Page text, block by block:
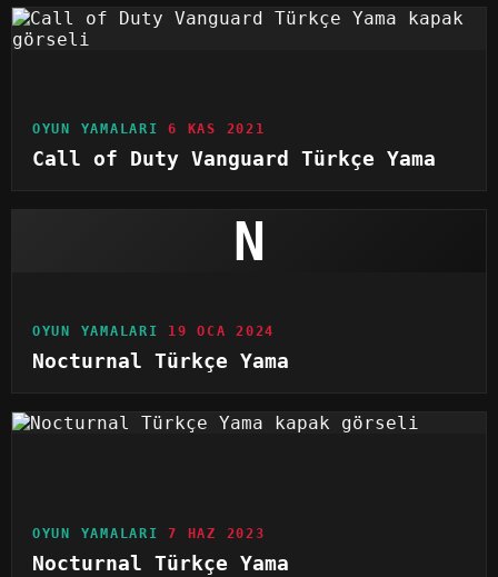
OYUN YAMALARI 6 KAS 2021
Call of Duty Vanguard Türkçe Yama
N
OYUN YAMALARI 19 OCA 2024
Nocturnal Türkçe Yama
OYUN YAMALARI 7 HAZ 2023
Nocturnal Türkçe Yama